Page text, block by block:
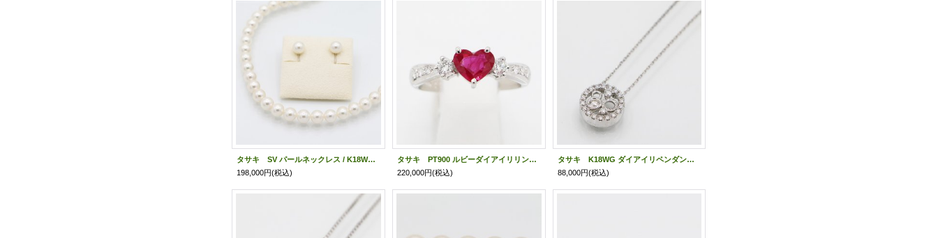
タサキ SV パールネックレス / K18WGイヤリング セット 8.0-8.5mm
198,000円(税込)
タサキ PT900 ルビーダイアイリリング 1.14ct 0.23ct 5.00g
220,000円(税込)
タサキ K18WG ダイアイリペンダントネックレス 0.24ct 3.80g
88,000円(税込)